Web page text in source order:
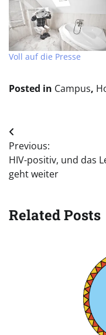
Voll auf die Presse
Posted in Campus,
Previous:
HIV-positiv, und das
geht weiter
Related Posts